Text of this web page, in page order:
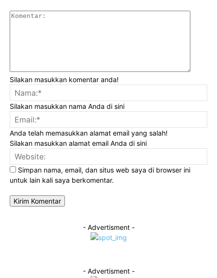
Silakan masukkan komentar anda!
Silakan masukkan nama Anda di sini
Anda telah memasukkan alamat email yang salah!
Silakan masukkan alamat email Anda di sini
Simpan nama, email, dan situs web saya di browser ini
untuk lain kali saya berkomentar.
- Advertisment -
- Advertisment -